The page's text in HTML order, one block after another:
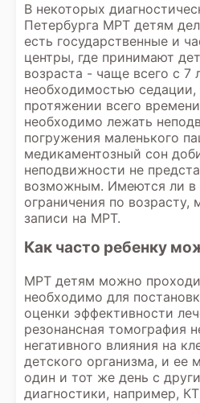
В некоторых
Петербурга МРТ детям
есть государственные и
центры, где принимают
возраста - чаще всего с 7
необходимостью седации,
протяжении всего
необходимо лежать
погружения маленького
медикаментозный сон
неподвижности не
возможным. Имеются ли в
ограничения по возрасту,
записи на МРТ.
Как часто ребенку
МРТ детям можно
необходимо для
оценки эффективности
резонансная томография
негативного влияния на
детского организма, и ее
один и тот же день с
диагностики, например,